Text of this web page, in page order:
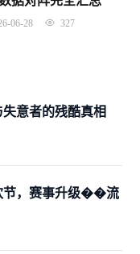
06-28 327
意者的残酷真相
节，赛事升级��流